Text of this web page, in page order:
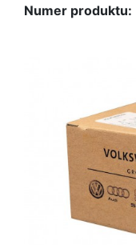
Numer produktu: